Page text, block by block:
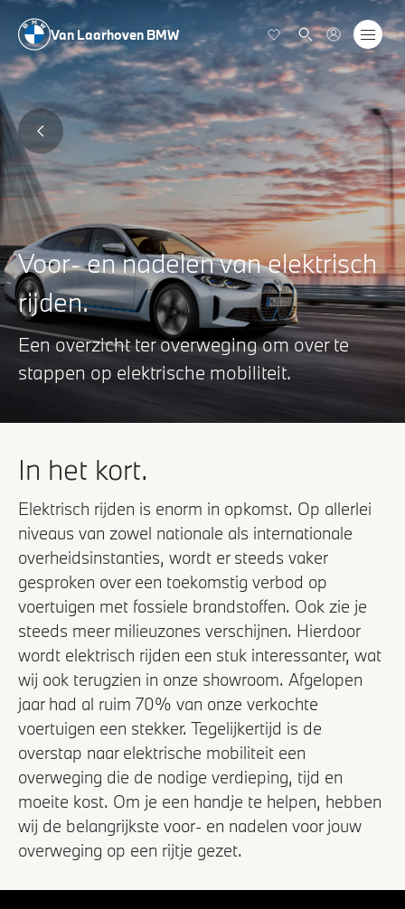
Van Laarhoven BMW
Voor- en nadelen van elektrisch
rijden.
Een overzicht ter overweging om over te
stappen op elektrische mobiliteit.
In het kort.
Elektrisch rijden is enorm in opkomst. Op allerlei
niveaus van zowel nationale als internationale
overheidsinstanties, wordt er steeds vaker
gesproken over een toekomstig verbod op
voertuigen met fossiele brandstoffen. Ook zie je
steeds meer milieuzones verschijnen. Hierdoor
wordt elektrisch rijden een stuk interessanter, wat
wij ook terugzien in onze showroom. Afgelopen
jaar had al ruim 70% van onze verkochte
voertuigen een stekker. Tegelijkertijd is de
overstap naar elektrische mobiliteit een
overweging die de nodige verdieping, tijd en
moeite kost. Om je een handje te helpen, hebben
wij de belangrijkste voor- en nadelen voor jouw
overweging op een rijtje gezet.